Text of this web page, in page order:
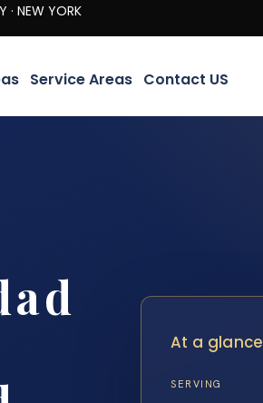
YORK
Service Areas Contact US
At a glance
SERVING